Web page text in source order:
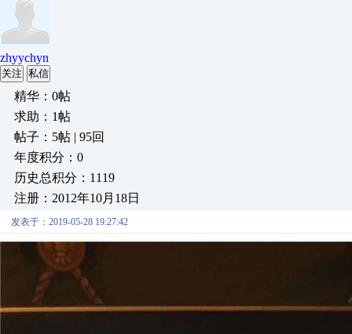
zhyychyn
关注 私信
精华：0帖
求助：1帖
帖子：5帖 | 95回
年度积分：0
历史总积分：1119
注册：2012年10月18日
发表于：2019-05-28 19:27:42